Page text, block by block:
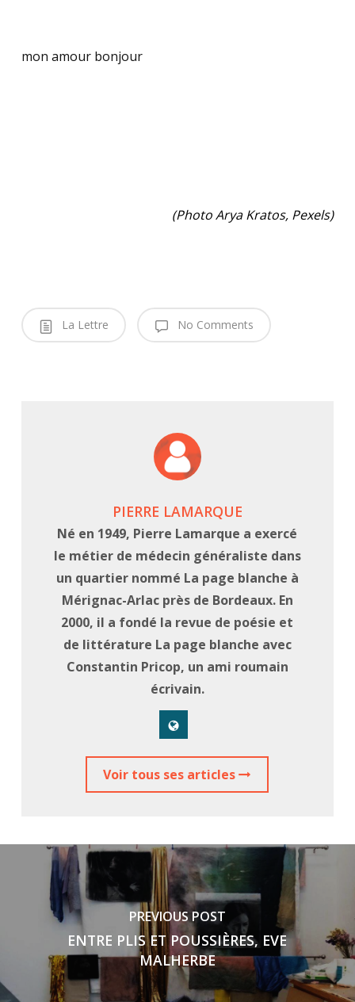
mon amour bonjour
(PhotoArya Kratos, Pexels)
La Lettre No Comments
PIERRE LAMARQUE
Né en 1949, Pierre Lamarque a exercé
le métier de médecin généraliste dans
un quartier nommé La page blanche à
Mérignac-Arlac près de Bordeaux. En
2000, il a fondé la revue de poésie et
de littérature La page blanche avec
Constantin Pricop, un ami roumain
écrivain.
Voir tous ses articles
PREVIOUS POST
ENTRE PLIS ET POUSSIÈRES, EVE
MALHERBE